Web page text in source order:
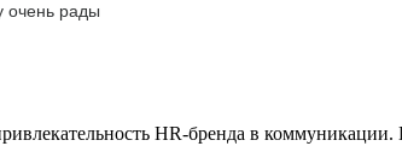
очень рады
HR-бренда в